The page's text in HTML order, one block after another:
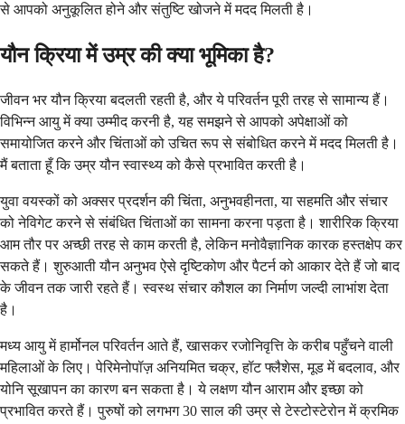
से आपको अनुकूलित होने और संतुष्टि खोजने में मदद मिलती है।
यौन क्रिया में उम्र की क्या भूमिका है?
जीवन भर यौन क्रिया बदलती रहती है, और ये परिवर्तन पूरी तरह से सामान्य हैं।
विभिन्न आयु में क्या उम्मीद करनी है, यह समझने से आपको अपेक्षाओं को
समायोजित करने और चिंताओं को उचित रूप से संबोधित करने में मदद मिलती है।
मैं बताता हूँ कि उम्र यौन स्वास्थ्य को कैसे प्रभावित करती है।
युवा वयस्कों को अक्सर प्रदर्शन की चिंता, अनुभवहीनता, या सहमति और संचार
को नेविगेट करने से संबंधित चिंताओं का सामना करना पड़ता है। शारीरिक क्रिया
आम तौर पर अच्छी तरह से काम करती है, लेकिन मनोवैज्ञानिक कारक हस्तक्षेप कर
सकते हैं। शुरुआती यौन अनुभव ऐसे दृष्टिकोण और पैटर्न को आकार देते हैं जो बाद
के जीवन तक जारी रहते हैं। स्वस्थ संचार कौशल का निर्माण जल्दी लाभांश देता
है।
मध्य आयु में हार्मोनल परिवर्तन आते हैं, खासकर रजोनिवृत्ति के करीब पहुँचने वाली
महिलाओं के लिए। पेरिमेनोपॉज़ अनियमित चक्र, हॉट फ्लैशेस, मूड में बदलाव, और
योनि सूखापन का कारण बन सकता है। ये लक्षण यौन आराम और इच्छा को
प्रभावित करते हैं। पुरुषों को लगभग 30 साल की उम्र से टेस्टोस्टेरोन में क्रमिक